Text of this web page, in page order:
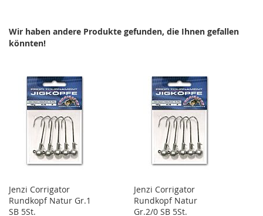
Wir haben andere Produkte gefunden, die Ihnen gefallen
könnten!
Jenzi Corrigator
Rundkopf Natur Gr.1
SB 5St.
Jenzi Corrigator
Rundkopf Natur
Gr.2/0 SB 5St.